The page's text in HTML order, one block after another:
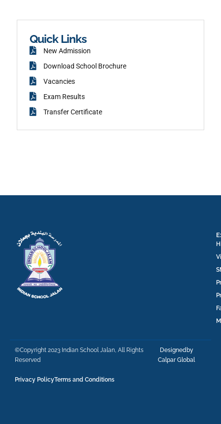
o
Quick Links
New Admission
Download School Brochure
Vacancies
Exam Results
Transfer Certificate
©Copyright 2023 Indian School Jalan, All Rights
Reserved
Designedby
Calpar Global
Privacy PolicyTerms and Conditions